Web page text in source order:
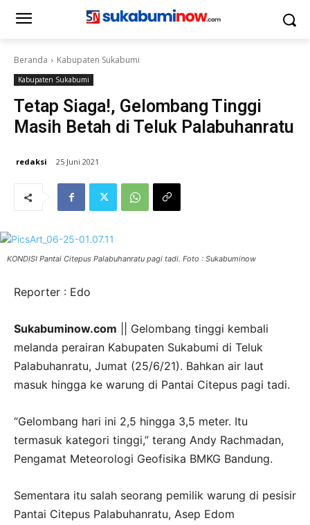
Beranda Kabupaten Sukabumi
Kabupaten Sukabumi
Tetap Siaga!, Gelombang Tinggi
Masih Betah di Teluk Palabuhanratu
redaksi 25 Juni 2021
KONDISI Pantai Citepus Palabuhanratu pagi tadi. Foto : Sukabuminow
Reporter : Edo
Sukabuminow.com || Gelombang tinggi kembali
melanda perairan Kabupaten Sukabumi di Teluk
Palabuhanratu, Jumat (25/6/21). Bahkan air laut
masuk hingga ke warung di Pantai Citepus pagi tadi.
“Gelombang hari ini 2,5 hingga 3,5 meter. Itu
termasuk kategori tinggi,” terang Andy Rachmadan,
Pengamat Meteorologi Geofisika BMKG Bandung.
Sementara itu salah seorang pemilik warung di pesisir
Pantai Citepus Palabuhanratu, Asep Edom